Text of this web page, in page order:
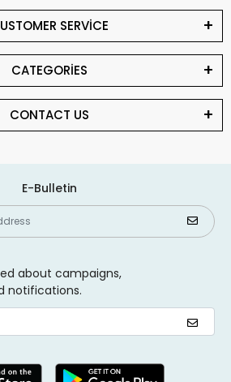
SERVİCE
CATEGORİES
CONTACT US
E-Bulletin
about campaigns,
notifications.